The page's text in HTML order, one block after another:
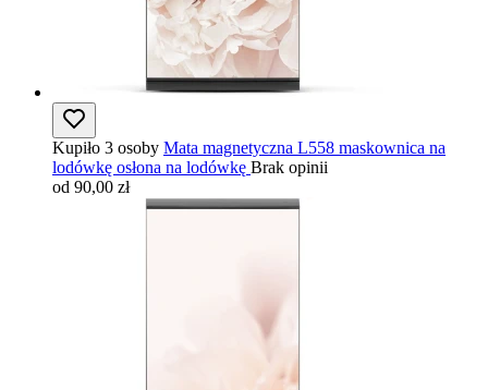
Kupiło 3 osoby Mata magnetyczna L558 maskownica na
lodówkę osłona na lodówkę Brak opinii
od 90,00 zł